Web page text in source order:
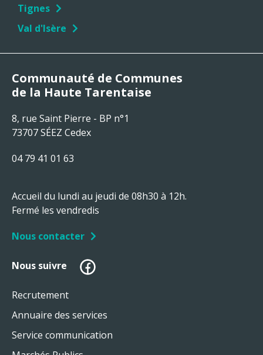
Tignes
Val d'Isère
Communauté de Communes
de la Haute Tarentaise
8, rue Saint Pierre - BP n°1
73707 SÉEZ Cedex
04 79 41 01 63
Accueil du lundi au jeudi de 08h30 à 12h.
Fermé les vendredis
Nous contacter
Nous suivre
Recrutement
Annuaire des services
Service communication